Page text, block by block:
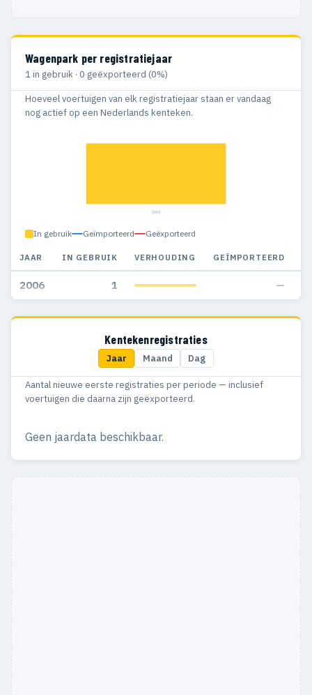
Wagenpark per registratiejaar
1 in gebruik · 0 geëxporteerd (0%)
Hoeveel voertuigen van elk registratiejaar staan er vandaag
nog actief op een Nederlands kenteken.
2006
In gebruik Geïmporteerd Geëxporteerd
JAAR IN GEBRUIK VERHOUDING GEÏMPORTEERD
2006 1 —
Kentekenregistraties
Jaar Maand Dag
Aantal nieuwe eerste registraties per periode — inclusief
voertuigen die daarna zijn geëxporteerd.
Geen jaardata beschikbaar.